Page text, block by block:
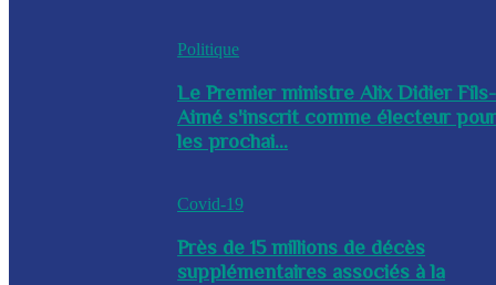
Politique
Le Premier ministre Alix Didier Fils-
Aimé s'inscrit comme électeur
les prochai...
Covid-19
Près de 15 millions de décès
supplémentaires associés à la